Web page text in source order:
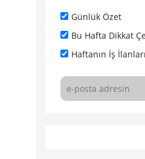
Günlük Özet
Bu Hafta Dikkat
Haftanın İş İlanları